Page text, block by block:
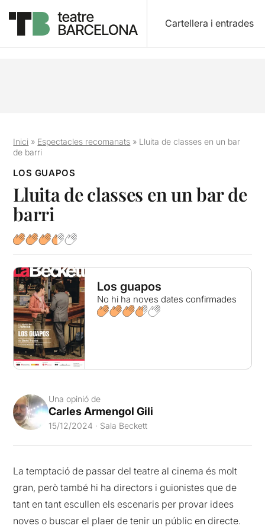
Cartellera i entrades
Inici » Espectacles recomanats » Lluita de classes en un bar
de barri
LOS GUAPOS
Lluita de classes en un bar de
barri
Los guapos
No hi ha noves dates confirmades
Una opinió de
Carles Armengol Gili
15/12/2024 · Sala Beckett
La temptació de passar del teatre al cinema és molt
gran, però també hi ha directors i guionistes que de
tant en tant escullen els escenaris per provar idees
noves o buscar el plaer de tenir un públic en directe.